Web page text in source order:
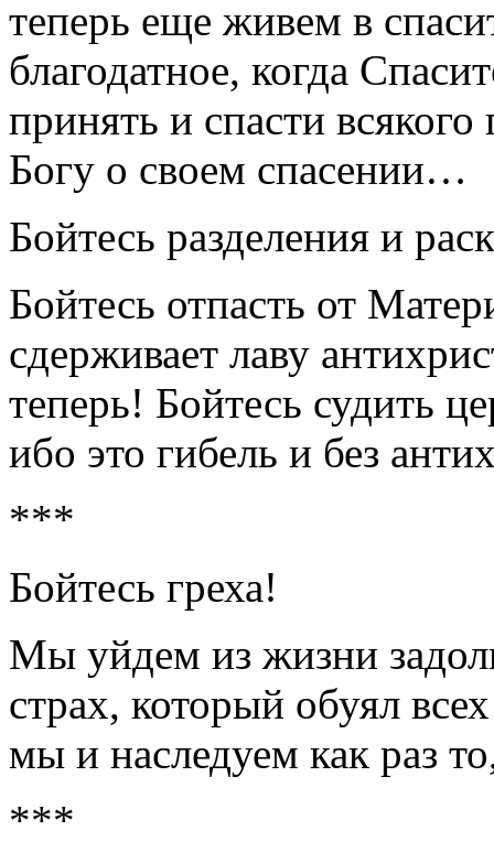
теперь еще живем в
благодатное, когда
принять и спасти
Богу о своем спасении…
Бойтесь разделения и
Бойтесь отпасть от
сдерживает лаву
теперь! Бойтесь судить
ибо это гибель и без
***
Бойтесь греха!
Мы уйдем из жизни
страх, который обуял
мы и наследуем как раз
***